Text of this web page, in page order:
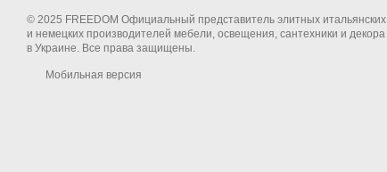
© 2025 FREEDOM Официальный представитель элитных итальянских
и немецких производителей мебели, освещения, сантехники и декора
в Украине. Все права защищены.
Мобильная версия